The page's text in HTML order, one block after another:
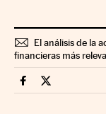
El análisis de la
financieras más
Companias
Companias